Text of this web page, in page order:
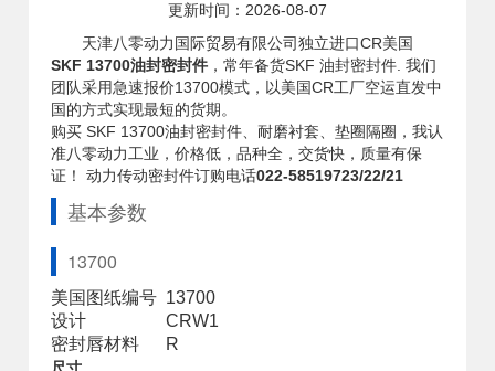
更新时间：2026-08-07
天津八零动力国际贸易有限公司独立进口CR美国
SKF 13700油封密封件 ，常年备货SKF 油封密封件. 我们
团队采用急速报价13700模式，以美国CR工厂空运直发中
国的方式实现最短的货期。
购买 SKF 13700油封密封件、耐磨衬套、垫圈隔圈，我认
准八零动力工业，价格低，品种全，交货快，质量有保
证！ 动力传动密封件订购电话022-58519723/22/21
基本参数
13700
美国图纸编号 13700
设计
CRW1
密封唇材料
R